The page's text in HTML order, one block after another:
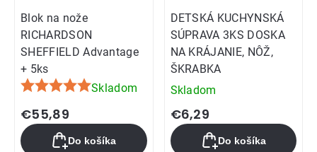
Blok na nože
RICHARDSON
SHEFFIELD Advantage
+ 5ks
Priemerné
hodnotenie
produktu
je
Skladom
€55,89
Do košíka
DETSKÁ KUCHYNSKÁ
SÚPRAVA 3KS DOSKA
NA KRÁJANIE, NÔŽ,
ŠKRABKA
Skladom
€6,29
Do košíka